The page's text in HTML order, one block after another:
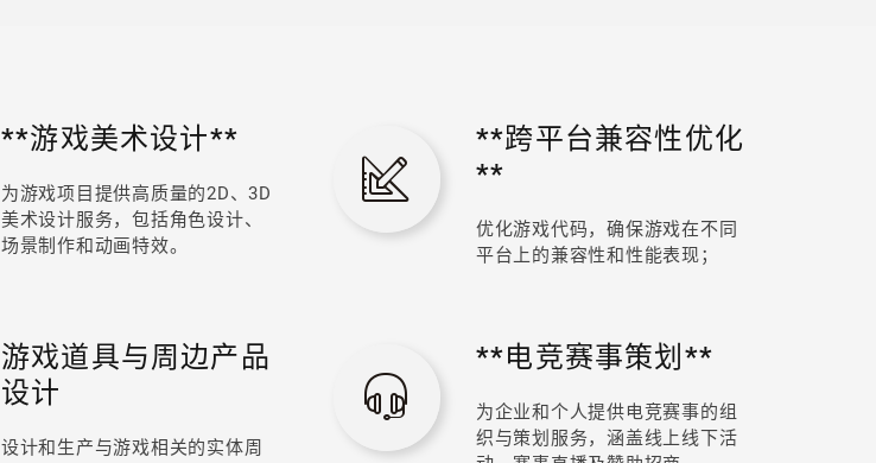
**游戏美术设计**
为游戏项目提供高质量的2D、3D
美术设计服务，包括角色设计、
场景制作和动画特效。
**跨平台兼容性优化
**
优化游戏代码，确保游戏在不同
平台上的兼容性和性能表现；
游戏道具与周边产品
设计
设计和生产与游戏相关的实体周
**电竞赛事策划**
为企业和个人提供电竞赛事的组
织与策划服务，涵盖线上线下活